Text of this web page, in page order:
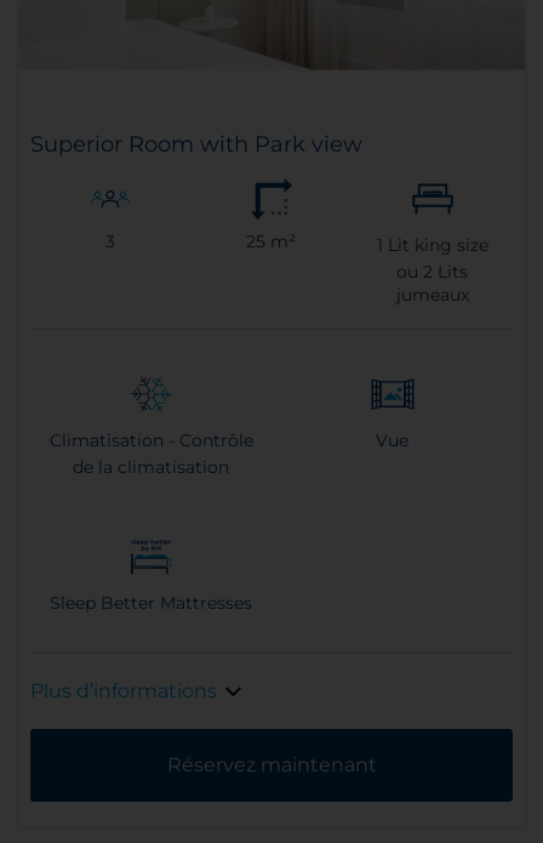
Superior Room with Park view
3 25 m² 1 Lit king size
ou 2 Lits
jumeaux
Climatisation - Contrôle
de la climatisation
Vue
Sleep Better Mattresses
Plus d’informations
Réservez maintenant